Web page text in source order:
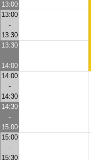
13:00
13:00
-
13:30
13:30
-
14:00
14:00
-
14:30
14:30
-
15:00
15:00
-
15:30